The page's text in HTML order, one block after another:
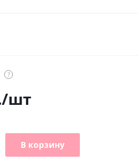
?
/шт
В корзину